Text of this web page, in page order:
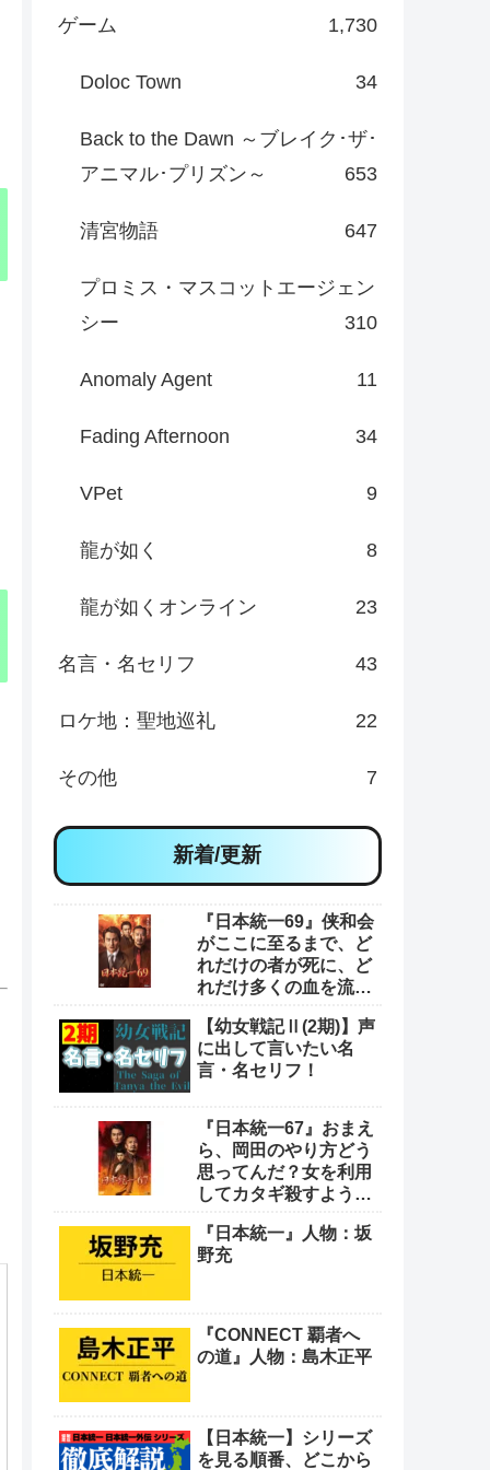
ゲーム 1,730
Doloc Town 34
Back to the Dawn ～ブレイク･ザ･
アニマル･プリズン～
653
清宮物語 647
プロミス・マスコットエージェン
シー
310
Anomaly Agent 11
Fading Afternoon 34
VPet 9
龍が如く 8
龍が如くオンライン 23
名言・名セリフ 43
ロケ地：聖地巡礼 22
その他 7
新着/更新
『日本統一69』侠和会
がここに至るまで、ど
れだけの者が死に、ど
れだけ多くの血を流し
や！
【幼女戦記Ⅱ(2期)】声
に出して言いたい名
言・名セリフ！
『日本統一67』おまえ
ら、岡田のやり方どう
思ってんだ？女を利用
してカタギ殺すような
『日本統一』人物：坂
野充
『CONNECT 覇者へ
の道』人物：島木正平
【日本統一】シリーズ
を見る順番、どこから